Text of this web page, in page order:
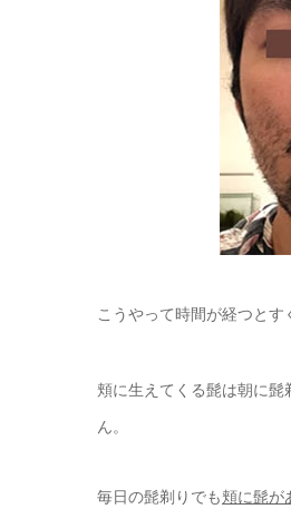
こうやって時間が経つと
頬に生えてくる髭は朝に髭
ん。
毎日の髭剃りでも頬に髭が